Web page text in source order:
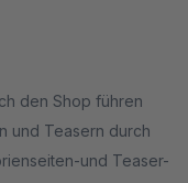
den Shop führen
und Teasern durch
und Teaser-